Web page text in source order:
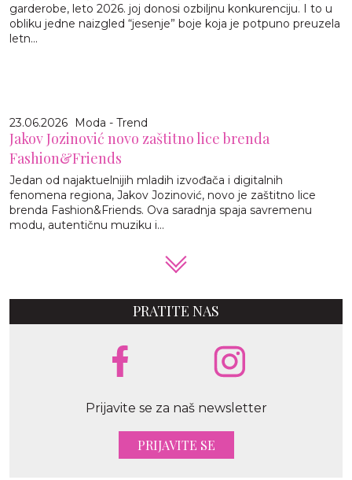
garderobe, leto 2026. joj donosi ozbiljnu konkurenciju. I to u
obliku jedne naizgled “jesenje” boje koja je potpuno preuzela
letn...
23.06.2026 Moda - Trend
Jakov Jozinović novo zaštitno lice brenda
Fashion&Friends
Jedan od najaktuelnijih mladih izvođača i digitalnih
fenomena regiona, Jakov Jozinović, novo je zaštitno lice
brenda Fashion&Friends. Ova saradnja spaja savremenu
modu, autentičnu muziku i...
PRATITE NAS
Prijavite se za naš newsletter
PRIJAVITE SE